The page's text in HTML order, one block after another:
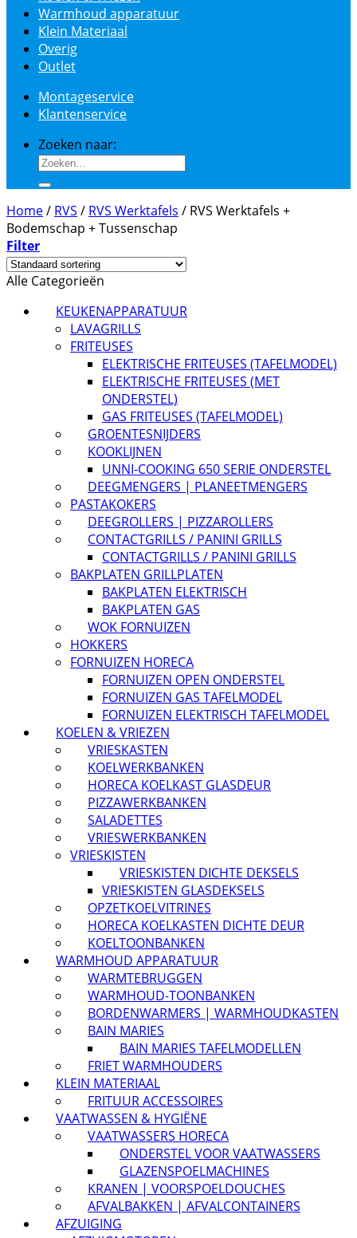
Warmhoud apparatuur
Klein Materiaal
Overig
Outlet
Montageservice
Klantenservice
Zoeken naar:
Home/ RVS / RVS Werktafels / RVS Werktafels +
Bodemschap + Tussenschap
Filter
Alle Categorieën
KEUKENAPPARATUUR
LAVAGRILLS
FRITEUSES
ELEKTRISCHE FRITEUSES (TAFELMODEL)
ELEKTRISCHE FRITEUSES (MET
ONDERSTEL)
GAS FRITEUSES (TAFELMODEL)
GROENTESNIJDERS
KOOKLIJNEN
UNNI-COOKING 650 SERIE ONDERSTEL
DEEGMENGERS | PLANEETMENGERS
PASTAKOKERS
DEEGROLLERS | PIZZAROLLERS
CONTACTGRILLS / PANINI GRILLS
CONTACTGRILLS / PANINI GRILLS
BAKPLATEN GRILLPLATEN
BAKPLATEN ELEKTRISCH
BAKPLATEN GAS
WOK FORNUIZEN
HOKKERS
FORNUIZEN HORECA
FORNUIZEN OPEN ONDERSTEL
FORNUIZEN GAS TAFELMODEL
FORNUIZEN ELEKTRISCH TAFELMODEL
KOELEN & VRIEZEN
VRIESKASTEN
KOELWERKBANKEN
HORECA KOELKAST GLASDEUR
PIZZAWERKBANKEN
SALADETTES
VRIESWERKBANKEN
VRIESKISTEN
VRIESKISTEN DICHTE DEKSELS
VRIESKISTEN GLASDEKSELS
OPZETKOELVITRINES
HORECA KOELKASTEN DICHTE DEUR
KOELTOONBANKEN
WARMHOUD APPARATUUR
WARMTEBRUGGEN
WARMHOUD-TOONBANKEN
BORDENWARMERS | WARMHOUDKASTEN
BAIN MARIES
BAIN MARIES TAFELMODELLEN
FRIET WARMHOUDERS
KLEIN MATERIAAL
FRITUUR ACCESSOIRES
VAATWASSEN & HYGIËNE
VAATWASSERS HORECA
ONDERSTEL VOOR VAATWASSERS
GLAZENSPOELMACHINES
KRANEN | VOORSPOELDOUCHES
AFVALBAKKEN | AFVALCONTAINERS
AFZUIGING